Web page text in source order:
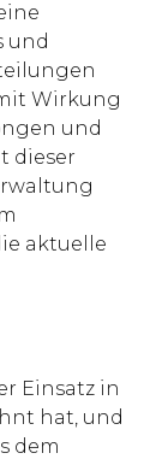
und
Wirkung
und
dieser
aktuelle
Einsatz in
hat, und
dem